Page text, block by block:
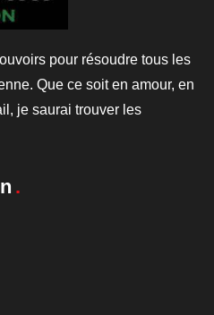
pour résoudre tous les
Que ce soit en amour, en
je saurai trouver les